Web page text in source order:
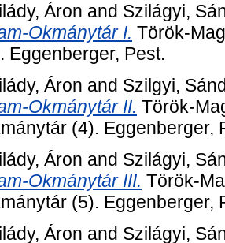
Áron and Szilágyi,
Okmánytár I. Török-
Eggenberger, Pest.
Áron and Szilgyi,
Okmánytár II. Török-
(4). Eggenberger,
Áron and Szilágyi,
Okmánytár III. Török-
(5). Eggenberger,
Áron and Szilágyi,